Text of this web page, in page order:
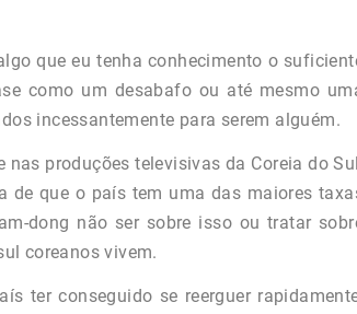
que eu tenha conhecimento o
como um desabafo ou até mesmo
incessantemente para serem alguém.
produções televisivas da Coreia do
de que o país tem uma das maiores
dong não ser sobre isso ou tratar
coreanos vivem.
ter conseguido se reerguer